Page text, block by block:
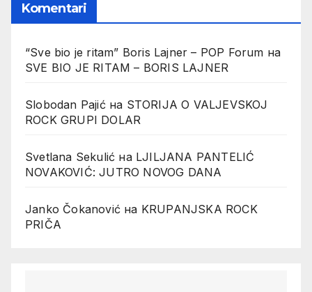
Komentari
“Sve bio je ritam” Boris Lajner – POP Forum на
SVE BIO JE RITAM – BORIS LAJNER
Slobodan Pajićна STORIJA O VALJEVSKOJ
ROCK GRUPI DOLAR
Svetlana Sekulić на LJILJANA PANTELIĆ
NOVAKOVIĆ: JUTRO NOVOG DANA
Janko Čokanović на KRUPANJSKA ROCK
PRIČA